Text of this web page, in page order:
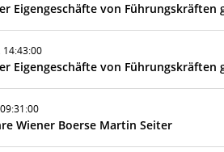
Eigengeschäfte von Führungskräften
14:43:00
Eigengeschäfte von Führungskräften
Wiener Boerse Martin Seiter